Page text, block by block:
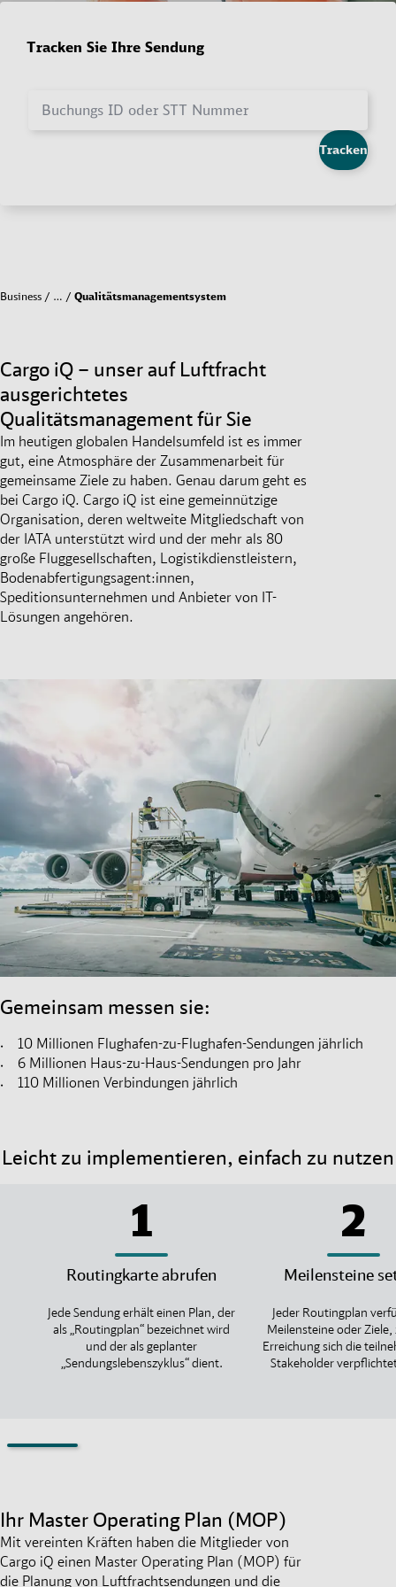
Tracken Sie Ihre Sendung
Buchungs ID oder STT Nummer
Tracken
Business … Qualitätsmanagementsystem
Cargo iQ – unser auf Luftfracht
ausgerichtetes
Qualitätsmanagement für Sie
Im heutigen globalen Handelsumfeld ist es immer
gut, eine Atmosphäre der Zusammenarbeit für
gemeinsame Ziele zu haben. Genau darum geht es
bei Cargo iQ. Cargo iQ ist eine gemeinnützige
Organisation, deren weltweite Mitgliedschaft von
der IATA unterstützt wird und der mehr als 80
große Fluggesellschaften, Logistikdienstleistern,
Bodenabfertigungsagent:innen,
Speditionsunternehmen und Anbieter von IT-
Lösungen angehören.
Gemeinsam messen sie:
10 Millionen Flughafen-zu-Flughafen-Sendungen jährlich
6 Millionen Haus-zu-Haus-Sendungen pro Jahr
110 Millionen Verbindungen jährlich
Leicht zu implementieren, einfach zu nutzen
1
Routingkarte abrufen
Jede Sendung erhält einen Plan, der
als „Routingplan“ bezeichnet wird
und der als geplanter
„Sendungslebenszyklus“ dient.
2
Meilensteine
Jeder Routingplan
Meilensteine oder Ziele,
Erreichung sich die
Stakeholder
Ihr Master Operating Plan (MOP)
Mit vereinten Kräften haben die Mitglieder von
Cargo iQ einen Master Operating Plan (MOP) für
die Planung von Luftfrachtsendungen und die